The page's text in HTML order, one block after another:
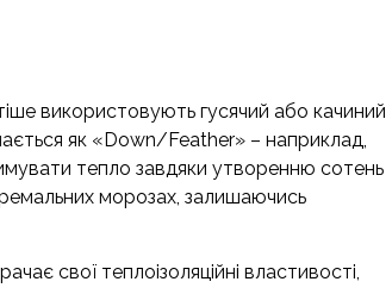
використовують гусячий або качиний
як «Down/Feather» – наприклад,
тепло завдяки утворенню сотень
морозах, залишаючись
свої теплоізоляційні властивості,